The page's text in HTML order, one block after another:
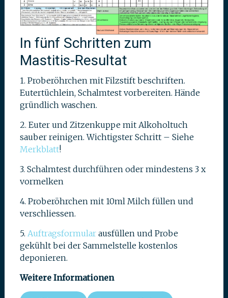
In fünf Schritten zum
Mastitis-Resultat
1. Proberöhrchen mit Filzstift beschriften.
Eutertüchlein, Schalmtest vorbereiten. Hände
gründlich waschen.
2. Euter und Zitzenkuppe mit Alkoholtuch
sauber reinigen. Wichtigster Schritt – Siehe
Merkblatt!
3. Schalmtest durchführen oder mindestens 3 x
vormelken
4. Proberöhrchen mit 10ml Milch füllen und
verschliessen.
5. Auftragsformularausfüllen und Probe
gekühlt bei der Sammelstelle kostenlos
deponieren.
Weitere Informationen